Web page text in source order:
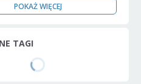
POKAŻ WIĘCEJ
TAGI